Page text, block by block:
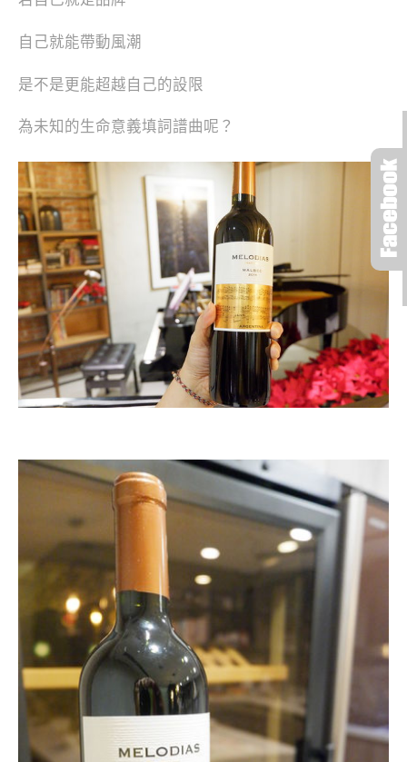
自己就能帶動風潮
是不是更能超越自己的設限
為未知的生命意義填詞譜曲呢？